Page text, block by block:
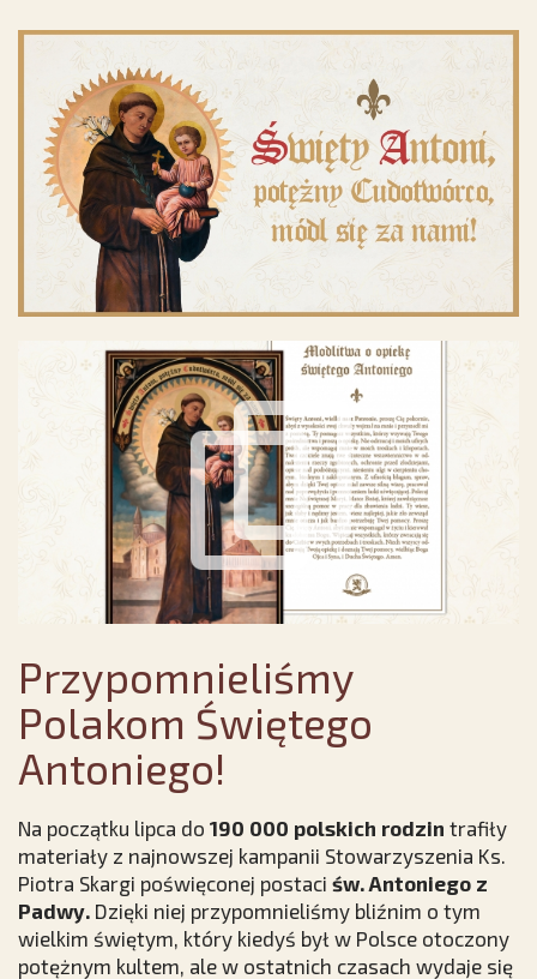
Przypomnieliśmy
Polakom Świętego
Antoniego!
Na początku lipca do 190 000 polskich rodzin trafiły
materiały z najnowszej kampanii Stowarzyszenia Ks.
Piotra Skargi poświęconej postaci św. Antoniego z
Padwy. Dzięki niej przypomnieliśmy bliźnim o tym
wielkim świętym, który kiedyś był w Polsce otoczony
potężnym kultem, ale w ostatnich czasach wydaje się